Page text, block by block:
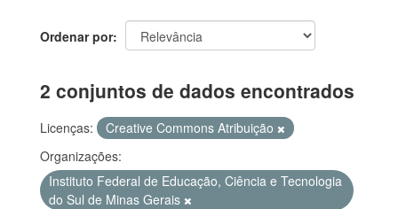
Ordenar por
2 conjuntos de dados encontrados
Licenças:
Creative Commons Atribuição
Organizações:
Instituto Federal de Educação, Ciência e Tecnologia
do Sul de Minas Gerais